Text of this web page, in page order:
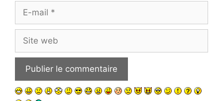
Site
web